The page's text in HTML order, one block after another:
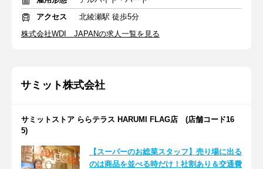
アクセス
北綾瀬駅 徒歩5分
株式会社WDI JAPANの求人一覧を見る
サミット株式会社
サミットストア ららテラス HARUMI FLAG店 (店舗コード16
5)
【スーパーのお総菜スタッフ】売り場に出る
のは商品を並べる時だけ！社割あり＆交通費